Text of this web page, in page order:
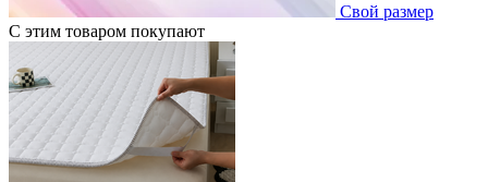
Свой размер
С этим товаром покупают